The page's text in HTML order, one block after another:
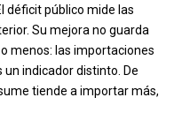
déficit público mide las
Su mejora no guarda
menos: las importaciones
indicador distinto. De
tiende a importar más,